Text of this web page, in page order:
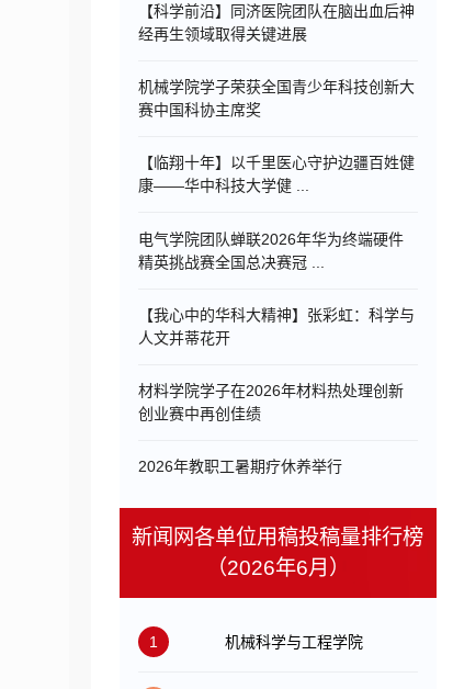
【科学前沿】同济医院团队在脑出血后神
经再生领域取得关键进展
机械学院学子荣获全国青少年科技创新大
赛中国科协主席奖
【临翔十年】以千里医心守护边疆百姓健
康——华中科技大学健 ...
电气学院团队蝉联2026年华为终端硬件
精英挑战赛全国总决赛冠 ...
【我心中的华科大精神】张彩虹：科学与
人文并蒂花开
材料学院学子在2026年材料热处理创新
创业赛中再创佳绩
​2026年教职工暑期疗休养举行
新闻网各单位用稿投稿量排行榜
（2026年6月）
1 机械科学与工程学院